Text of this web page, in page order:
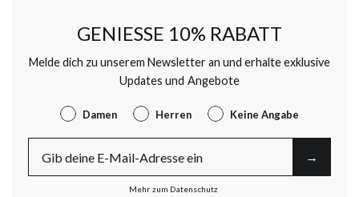
GENIESSE 10% RABATT
Melde dich zu unserem Newsletter an und erhalte exklusive
Updates und Angebote
Gender Damen Herren Keine Angabe
→︎
Mehr zum Datenschutz